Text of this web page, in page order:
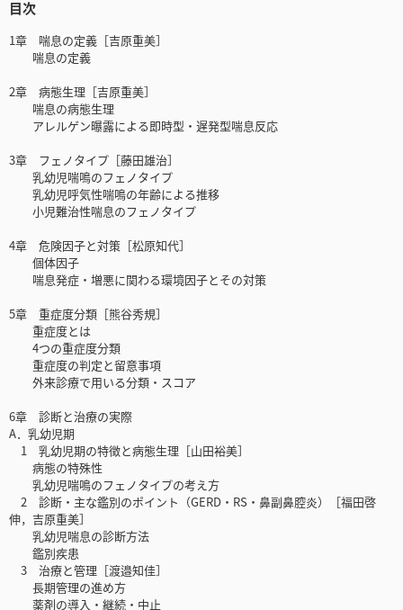
目次
1章 喘息の定義［吉原重美］
喘息の定義
2章 病態生理［吉原重美］
喘息の病態生理
アレルゲン曝露による即時型・遅発型喘息反応
3章 フェノタイプ［藤田雄治］
乳幼児喘鳴のフェノタイプ
乳幼児呼気性喘鳴の年齢による推移
小児難治性喘息のフェノタイプ
4章 危険因子と対策［松原知代］
個体因子
喘息発症・増悪に関わる環境因子とその対策
5章 重症度分類［熊谷秀規］
重症度とは
4つの重症度分類
重症度の判定と留意事項
外来診療で用いる分類・スコア
6章 診断と治療の実際
A．乳幼児期
1 乳幼児期の特徴と病態生理［山田裕美］
病態の特殊性
乳幼児喘鳴のフェノタイプの考え方
2 診断・主な鑑別のポイント（GERD・RS・鼻副鼻腔炎）［福田啓
伸，吉原重美］
乳幼児喘息の診断方法
鑑別疾患
3 治療と管理［渡邉知佳］
長期管理の進め方
薬剤の導入・継続・中止